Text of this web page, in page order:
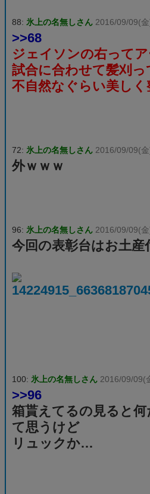
88: 氷上の名無しさん 2016/09/09(
>>68
ジェイソンの右って
試合に合わせて髪刈
不自然なぐらい美し
72: 氷上の名無しさん 2016/09/09(
外ｗｗｗ
96: 氷上の名無しさん 2016/09/09(
今回の表彰台はお土産
100: 氷上の名無しさん 2016/09/09(
>>96
箱貰えてるの見ると
て思うけど
リュックか…